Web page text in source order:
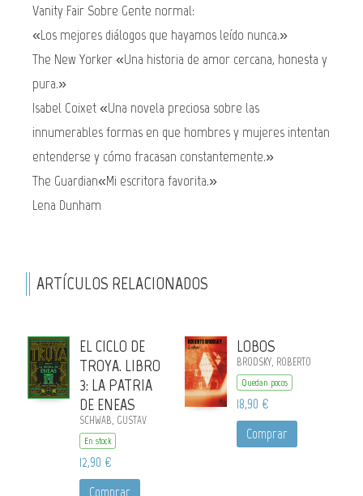
Vanity Fair Sobre Gente normal:
«Los mejores diálogos que hayamos leído nunca.»
The New Yorker «Una historia de amor cercana, honesta y
pura.»
Isabel Coixet «Una novela preciosa sobre las
innumerables formas en que hombres y mujeres intentan
entenderse y cómo fracasan constantemente.»
The Guardian«Mi escritora favorita.»
Lena Dunham
ARTÍCULOS RELACIONADOS
EL CICLO DE
TROYA. LIBRO
3: LA PATRIA
DE ENEAS
SCHWAB, GUSTAV
En stock
12,90 €
Comprar
LOBOS
BRODSKY, ROBERTO
Quedan pocos
18,90 €
Comprar